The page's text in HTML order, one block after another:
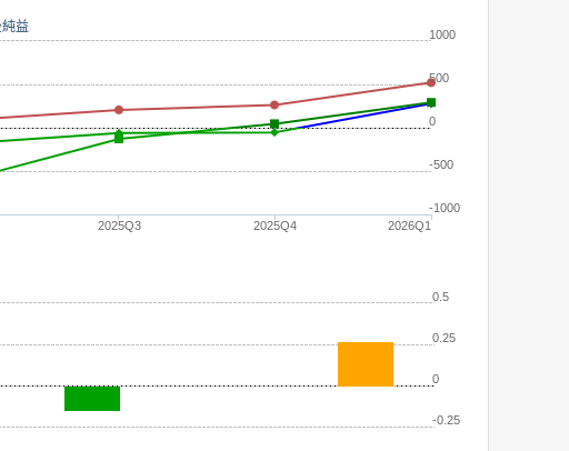
益
2025Q3 2025Q4 2026Q1
-1000
-500
0
500
1000
-0.25
0
0.25
0.5